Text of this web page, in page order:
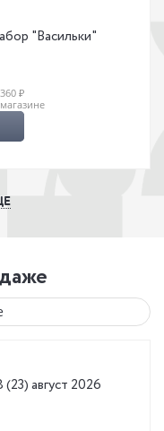
"Васильки"
₽
август 2026